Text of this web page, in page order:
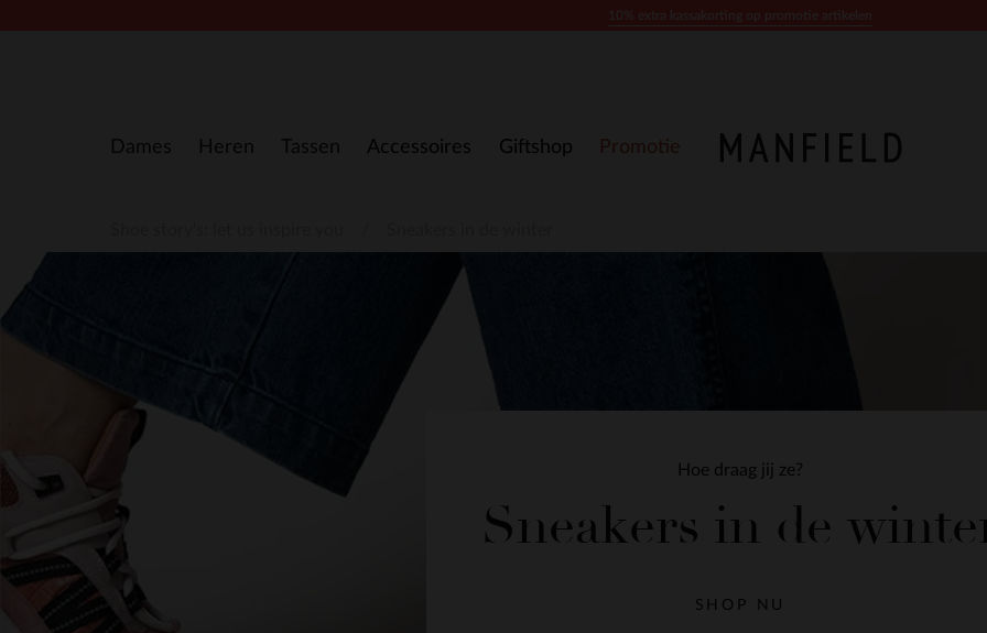
Dames Heren Tassen Accessoires Giftshop Promotie
Hoe draag jij ze?
Sneakers in de
SHOP NU